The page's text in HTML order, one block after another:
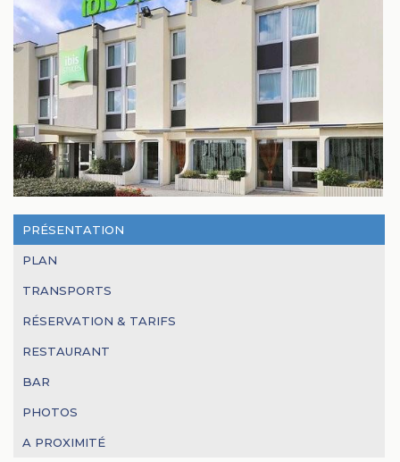
PRÉSENTATION
PLAN
TRANSPORTS
RÉSERVATION & TARIFS
RESTAURANT
BAR
PHOTOS
A PROXIMITÉ